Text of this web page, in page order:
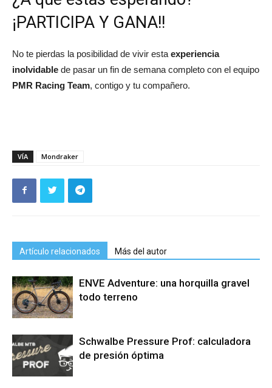
¡PARTICIPA Y GANA!!
No te pierdas la posibilidad de vivir esta experiencia
inolvidable de pasar un fin de semana completo con el equipo
PMR Racing Team, contigo y tu compañero.
VÍA Mondraker
Artículo relacionados Más del autor
ENVE Adventure: una horquilla gravel
todo terreno
Schwalbe Pressure Prof: calculadora
de presión óptima